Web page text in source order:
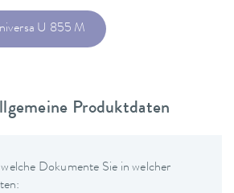
U 855 M
Produktdaten
Dokumente Sie in welcher